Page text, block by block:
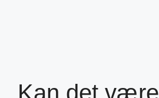
Kan det være